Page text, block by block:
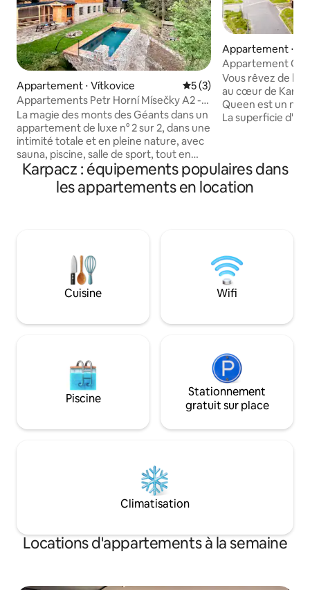
Appartement ⋅ Vítkovice Évaluation moyenne sur
5 (3)
Appartements Petr Horní Mísečky A2 -
Špindlerův Mlýn
La magie des monts des Géants dans un
appartement de luxe n° 2 sur 2, dans une
intimité totale et en pleine nature, avec
sauna, piscine, salle de sport, tout en
étant au centre de l'action, juste à côté
de la piste de ski Horní Mísečky -
Medvědín à 1 050 m d'altitude, qui fait
- Appartements Petr Horní Mísečky A1.
Seul le sauna est payant, sinon tout est
inclus dans le prix. Idéal non seulement
en hiver, mais aussi en été - randonnée
Appartement ⋅
Appartement
proche du centre
Vous rêvez de
au cœur de
Queen est un
La superficie
d'une salle de
L'appartement
quartier calme et
Moyennant un
permettons de
chien.
Karpacz : équipements populaires dans
les appartements en location
Cuisine Wifi
Piscine
Stationnement
gratuit sur place
Climatisation
Locations d'appartements à la semaine